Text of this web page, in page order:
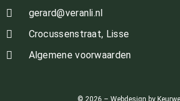
gerard@veranli.nl
Crocussenstraat, Lisse
Algemene voorwaarden